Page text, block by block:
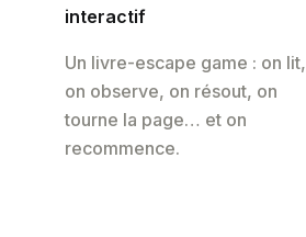
interactif
Un livre-escape game : on lit,
on observe, on résout, on
tourne la page… et on
recommence.